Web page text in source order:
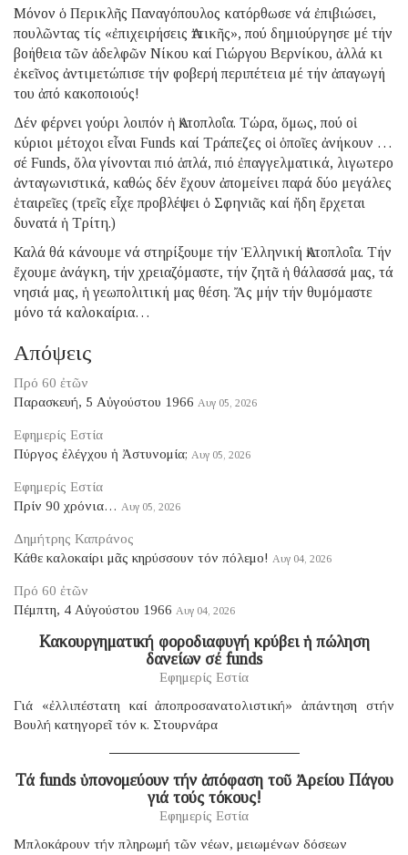
Μόνον ὁ Περικλῆς Παναγόπουλος κατόρθωσε νά ἐπιβιώσει,
πουλῶντας τίς «ἐπιχειρήσεις Ἀττικῆς», πού δημιούργησε μέ τήν
βοήθεια τῶν ἀδελφῶν Νίκου καί Γιώργου Βερνίκου, ἀλλά κι
ἐκεῖνος ἀντιμετώπισε τήν φοβερή περιπέτεια μέ τήν ἀπαγωγή
του ἀπό κακοποιούς!
Δέν φέρνει γούρι λοιπόν ἡ Ἀκτοπλοΐα. Τώρα, ὅμως, πού οἱ
κύριοι μέτοχοι εἶναι Funds καί Τράπεζες οἱ ὁποῖες ἀνήκουν …
σέ Funds, ὅλα γίνονται πιό ἁπλά, πιό ἐπαγγελματικά, λιγωτερο
ἀνταγωνιστικά, καθώς δέν ἔχουν ἀπομείνει παρά δύο μεγάλες
ἑταιρεῖες (τρεῖς εἶχε προβλέψει ὁ Σφηνιᾶς καί ἤδη ἔρχεται
δυνατά ἡ Τρίτη.)
Καλά θά κάνουμε νά στηρίξουμε τήν Ἑλληνική Ἀκτοπλοΐα. Τήν
ἔχουμε ἀνάγκη, τήν χρειαζόμαστε, τήν ζητᾶ ἡ θάλασσά μας, τά
νησιά μας, ἡ γεωπολιτική μας θέση. Ἄς μήν τήν θυμόμαστε
μόνο τά καλοκαίρια…
Απόψεις
Πρό 60 ἐτῶν
Παρασκευή, 5 Αὐγούστου 1966 Αυγ 05, 2026
Εφημερίς Εστία
Πύργος ἐλέγχου ἡ Ἀστυνομία; Αυγ 05, 2026
Εφημερίς Εστία
Πρίν 90 χρόνια… Αυγ 05, 2026
Δημήτρης Καπράνος
Κάθε καλοκαίρι μᾶς κηρύσσουν τόν πόλεμο! Αυγ 04, 2026
Πρό 60 ἐτῶν
Πέμπτη, 4 Αὐγούστου 1966 Αυγ 04, 2026
Κακουργηματική φοροδιαφυγή κρύβει ἡ πώληση
δανείων σέ funds
Εφημερίς Εστία
Γιά «ἐλλιπέστατη καί ἀποπροσανατολιστική» ἀπάντηση στήν
Βουλή κατηγορεῖ τόν κ. Στουρνάρα
Τά funds ὑπονομεύουν τήν ἀπόφαση τοῦ Ἀρείου Πάγου
γιά τούς τόκους!
Εφημερίς Εστία
Μπλοκάρουν τήν πληρωμή τῶν νέων, μειωμένων δόσεων